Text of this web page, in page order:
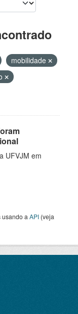
mobilidade
UFVJM em
usando a API (veja